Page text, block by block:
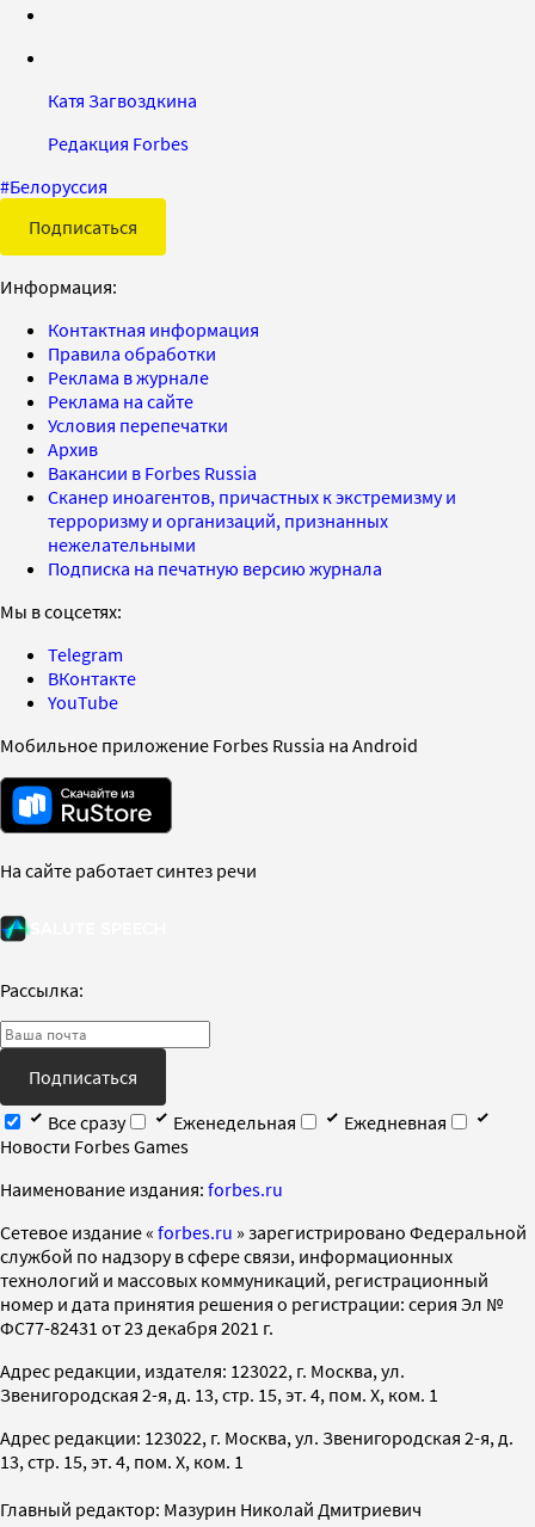
Катя Загвоздкина
Редакция Forbes
#Белоруссия
Подписаться
Информация:
Контактная информация
Правила обработки
Реклама в журнале
Реклама на сайте
Условия перепечатки
Архив
Вакансии в Forbes Russia
Сканер иноагентов, причастных к экстремизму и
терроризму и организаций, признанных
нежелательными
Подписка на печатную версию журнала
Мы в соцсетях:
Telegram
ВКонтакте
YouTube
Мобильное приложение Forbes Russia на Android
На сайте работает синтез речи
Рассылка:
Подписаться
Все сразу
Еженедельная
Ежедневная
Новости Forbes Games
Наименование издания: forbes.ru
Cетевое издание « forbes.ru » зарегистрировано Федеральной
службой по надзору в сфере связи, информационных
технологий и массовых коммуникаций, регистрационный
номер и дата принятия решения о регистрации: серия Эл №
ФС77-82431 от 23 декабря 2021 г.
Адрес редакции, издателя: 123022, г. Москва, ул.
Звенигородская 2-я, д. 13, стр. 15, эт. 4, пом. X, ком. 1
Адрес редакции: 123022, г. Москва, ул. Звенигородская 2-я, д.
13, стр. 15, эт. 4, пом. X, ком. 1
Главный редактор: Мазурин Николай Дмитриевич